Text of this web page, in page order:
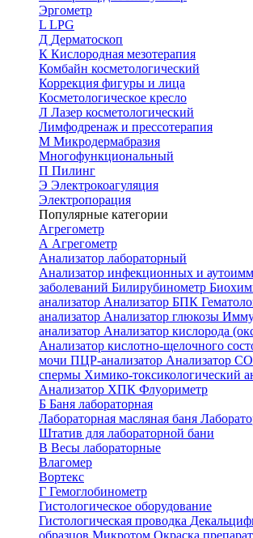
Эргометр
L LPG
Д Дерматоскоп
К Кислородная мезотерапия
Комбайн косметологический
Коррекция фигуры и лица
Косметологическое кресло
Л Лазер косметологический
Лимфодренаж и прессотерапия
М Микродермабразия
Многофункциональный
П Пилинг
Э Электрокоагуляция
Электропорация
Популярные категории
Агрегометр
А Агрегометр
Анализатор лабораторный
Анализатор инфекционных и
заболеваний Билирубинометр
анализатор Анализатор БПК
анализатор Анализатор глюкозы
анализатор Анализатор кислорода
Анализатор кислотно-щелочного
мочи ПЦР-анализатор Анализатор
спермы Химико-токсикологический
Анализатор ХПК Флуориметр
Б Баня лабораторная
Лабораторная масляная баня
Штатив для лабораторной бани
В Весы лабораторные
Влагомер
Вортекс
Г Гемоглобинометр
Гистологическое оборудование
Гистологическая проводка
образцов Микротом Окраска